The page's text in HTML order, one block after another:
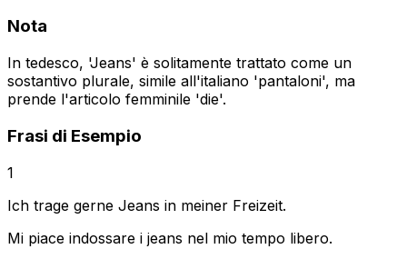
Nota
In tedesco, 'Jeans' è solitamente trattato come un
sostantivo plurale, simile all'italiano 'pantaloni', ma
prende l'articolo femminile 'die'.
Frasi di Esempio
1
Ich trage gerne Jeans in meiner Freizeit.
Mi piace indossare i jeans nel mio tempo libero.